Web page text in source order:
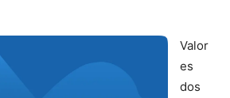
Valor
es
dos